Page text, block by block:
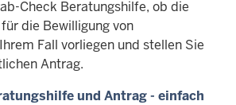
Check Beratungshilfe, ob die
die Bewilligung von
Fall vorliegen und stellen Sie
Antrag.
und Antrag - einfach